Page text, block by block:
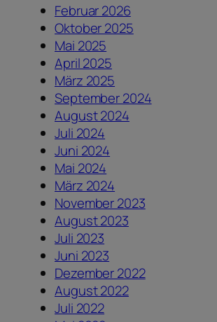
Februar 2026
Oktober 2025
Mai 2025
April 2025
März 2025
September 2024
August 2024
Juli 2024
Juni 2024
Mai 2024
März 2024
November 2023
August 2023
Juli 2023
Juni 2023
Dezember 2022
August 2022
Juli 2022